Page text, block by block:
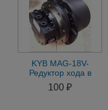
KYB MAG-18V-
Редуктор хода в
сборе с
гидромотором
100 ₽